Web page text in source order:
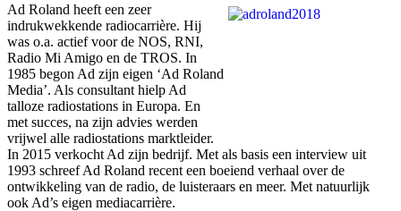
Ad Roland heeft een zeer
indrukwekkende radiocarrière. Hij
was o.a. actief voor de NOS, RNI,
Radio Mi Amigo en de TROS. In
1985 begon Ad zijn eigen ‘Ad Roland
Media’. Als consultant hielp Ad
talloze radiostations in Europa. En
met succes, na zijn advies werden
vrijwel alle radiostations marktleider.
In 2015 verkocht Ad zijn bedrijf. Met als basis een interview uit
1993 schreef Ad Roland recent een boeiend verhaal over de
ontwikkeling van de radio, de luisteraars en meer. Met natuurlijk
ook Ad’s eigen mediacarrière.